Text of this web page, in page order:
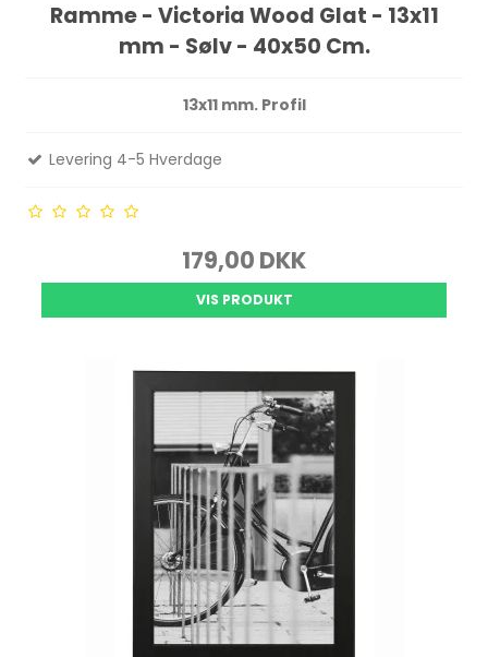
Ramme - Victoria Wood Glat - 13x11
mm - Sølv - 40x50 Cm.
13x11 mm. Profil
Levering 4-5 Hverdage
179,00 DKK
VIS PRODUKT